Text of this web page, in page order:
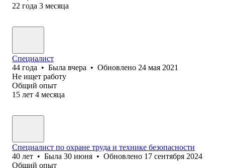
22 года 3 месяца
Специалист
44 года • Была вчера • Обновлено 24 мая 2021
Не ищет работу
Общий опыт
15 лет 4 месяца
Специалист по охране труда и технике безопасности
40 лет • Была 30 июня • Обновлено 17 сентября 2024
Общий опыт